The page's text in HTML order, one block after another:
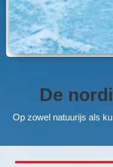
De
Op zowel natuurijs als